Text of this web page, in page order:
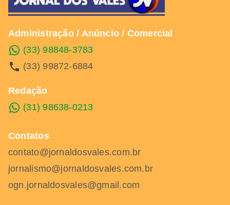
Administração / Anúncio / Comercial
(33) 98848-3783
(33) 99872-6884
Redação
(31) 98638-0213
Contatos
contato@jornaldosvales.com.br
jornalismo@jornaldosvales.com.br
ogn.jornaldosvales@gmail.com